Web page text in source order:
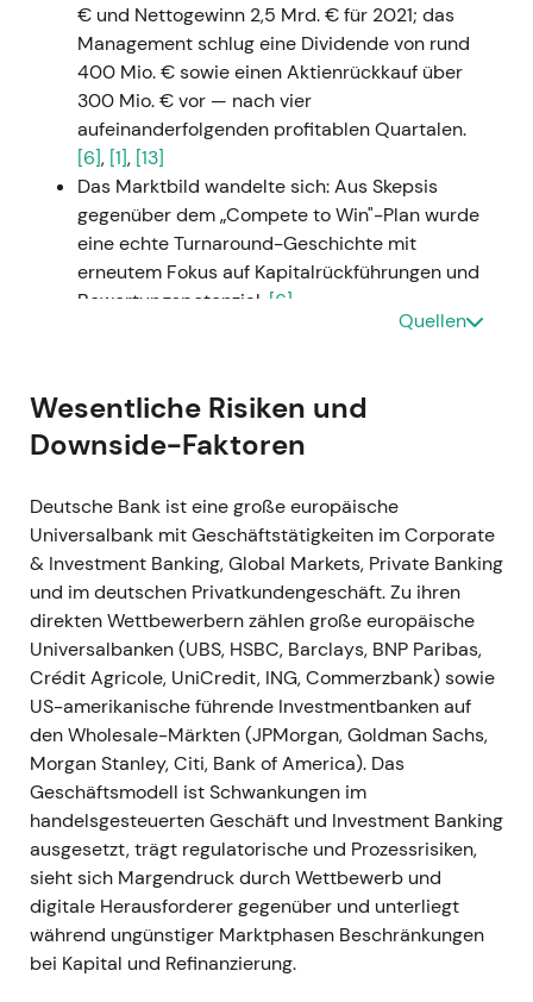
€ und Nettogewinn 2,5 Mrd. € für 2021; das
Management schlug eine Dividende von rund
400 Mio. € sowie einen Aktienrückkauf über
300 Mio. € vor — nach vier
aufeinanderfolgenden profitablen Quartalen.
[6], [1], [13]
Das Marktbild wandelte sich: Aus Skepsis
gegenüber dem „Compete to Win"-Plan wurde
eine echte Turnaround-Geschichte mit
erneutem Fokus auf Kapitalrückführungen und
Bewertungspotenzial. [6]
Chartphase — Aufwärtstrend / Rallye,
März 2022 — Russland-Exposure:
Im Zuge der Ukraine-Invasion reduzierte die
Deutsche Bank ihr Russland-Engagement
öffentlich und kündigte an, den Großteil der
Russland-Aktivitäten abzuwickeln — nachdem
sie zunächst erklärt hatte, bestimmte
Geschäftsbeziehungen zur Sicherung der
Kundenkontinuität aufrechtzuerhalten.[2],[4],
[8]
Die Wahrnehmung verschob sich in Richtung
Reputations- und geopolitisches Risiko —
Investoren hinterfragten die widersprüchliche
Kommunikation, auch wenn das Management
das begrenzte Exposure und die
Kundenkontinuität betonte.[4],[2]
Chartphase — volatil / seitwärts, während der
Markt geopolitische Risiken und operative
Unsicherheiten verdaute.
Quellen
Wesentliche Risiken und
Downside-Faktoren
Deutsche Bank ist eine große europäische
Universalbank mit Geschäftstätigkeiten im Corporate
& Investment Banking, Global Markets, Private Banking
und im deutschen Privatkundengeschäft. Zu ihren
direkten Wettbewerbern zählen große europäische
Universalbanken (UBS, HSBC, Barclays, BNP Paribas,
Crédit Agricole, UniCredit, ING, Commerzbank) sowie
US-amerikanische führende Investmentbanken auf
den Wholesale-Märkten (JPMorgan, Goldman Sachs,
Morgan Stanley, Citi, Bank of America). Das
Geschäftsmodell ist Schwankungen im
handelsgesteuerten Geschäft und Investment Banking
ausgesetzt, trägt regulatorische und Prozessrisiken,
sieht sich Margendruck durch Wettbewerb und
digitale Herausforderer gegenüber und unterliegt
während ungünstiger Marktphasen Beschränkungen
bei Kapital und Refinanzierung.